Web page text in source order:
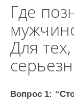
Где
Для
Вопрос 1: